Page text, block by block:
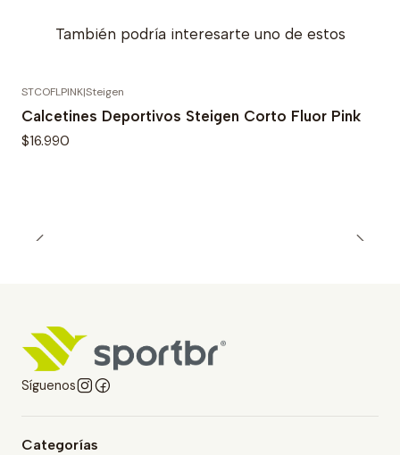
También podría interesarte uno de estos
STCOFLPINK|Steigen
Calcetines Deportivos Steigen Corto Fluor Pink
$16.990
Síguenos
Categorías